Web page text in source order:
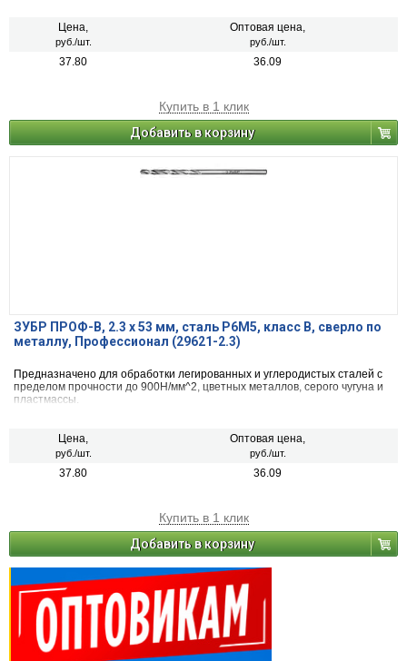
Цена,
руб./шт.
Оптовая цена,
руб./шт.
37.80 36.09
Купить в 1 клик
Добавить в корзину
ЗУБР ПРОФ-В, 2.3 х 53 мм, сталь Р6М5, класс В, сверло по
металлу, Профессионал (29621-2.3)
Предназначено для обработки легированных и углеродистых сталей с
пределом прочности до 900Н/мм^2, цветных металлов, серого чугуна и
пластмассы.
Цена,
руб./шт.
Оптовая цена,
руб./шт.
37.80 36.09
Купить в 1 клик
Добавить в корзину